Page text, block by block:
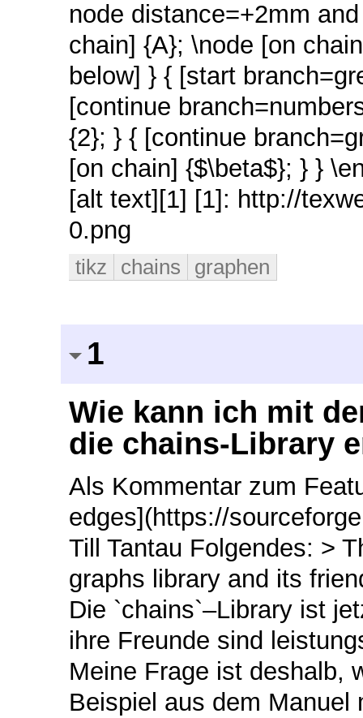
node distance=+2mm
chain] {A}; \node [on
below] } { [start
[continue
{2}; } { [continue
[on chain] {$\beta$}; } }
[alt text][1] [1]: http://
0.png
tikz chains graphen
1
Wie kann ich mit
die chains-Library
Als Kommentar zum
edges](https://
Till Tantau Folgendes: >
graphs library and its
Die `chains`–Library ist
ihre Freunde sind
Meine Frage ist deshalb,
Beispiel aus dem Manuel